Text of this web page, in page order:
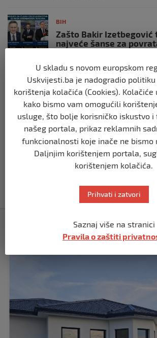
BIH
Zašto Bakir Izetbegović
najveće šanse za
prije 3 mjeseca
BIH
Demantij Federalnog
unutrašnjih poslova
prije 5 mjeseci
BIH
Akcija SIPA-e:
prije 5 mjeseci
U skladu s novom europskom
Uskvijesti.ba je nadogradio
korištenja kolačića (Cookies).
kako bismo vam omogućili
usluge, što bolje korisničko iskustvo
našeg portala, prikaz reklamnih
funkcionalnosti koje inače ne bismo
Daljnjim korištenjem portala,
korištenjem kolačića.
Prihvati i zatvori
Saznaj više na stranici
Pravila o zaštiti